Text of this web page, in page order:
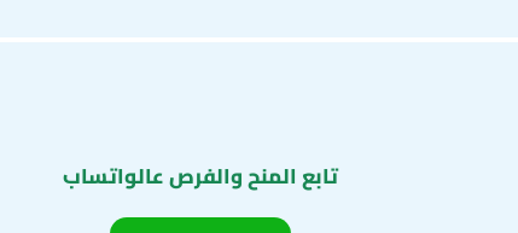
تابع المنح والفرص عالواتساب